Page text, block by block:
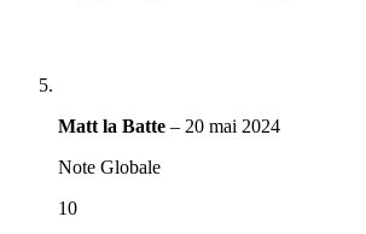
Matt la Batte – 20 mai 2024
Note Globale
10